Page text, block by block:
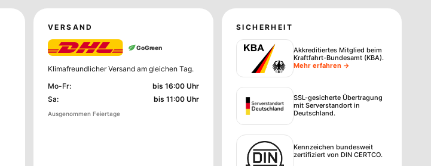
VERSAND
GoGreen
Klimafreundlicher Versand am gleichen Tag.
Mo-Fr:
bis 16:00 Uhr
Sa: bis 11:00 Uhr
Ausgenommen Feiertage
SICHERHEIT
Akkreditiertes Mitglied beim
Kraftfahrt-Bundesamt (KBA).
Mehr erfahren →
SSL-gesicherte Übertragung
mit Serverstandort in
Deutschland.
Kennzeichen bundesweit
zertifiziert von DIN CERTCO.